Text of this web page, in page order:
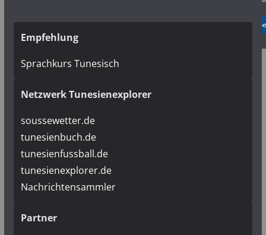
✓ Erlauben
Empfehlung
Sprachkurs Tunesisch
Netzwerk Tunesienexplorer
soussewetter.de
tunesienbuch.de
tunesienfussball.de
tunesienexplorer.de
Nachrichtensammler
Partner